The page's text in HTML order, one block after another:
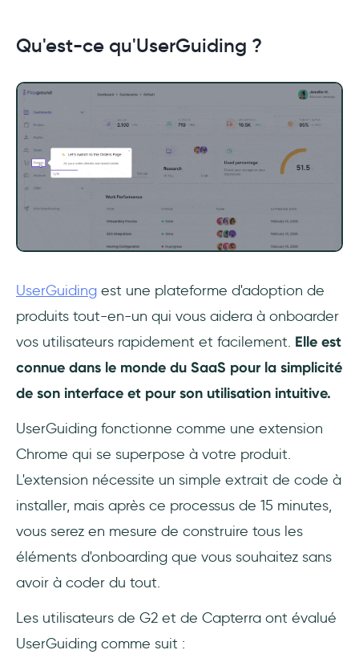
Qu'est-ce qu'UserGuiding ?
UserGuiding est une plateforme d'adoption de
produits tout-en-un qui vous aidera à onboarder
vos utilisateurs rapidement et facilement. Elle est
connue dans le monde du SaaS pour la simplicité
de son interface et pour son utilisation intuitive.
UserGuiding fonctionne comme une extension
Chrome qui se superpose à votre produit.
L'extension nécessite un simple extrait de code à
installer, mais après ce processus de 15 minutes,
vous serez en mesure de construire tous les
éléments d'onboarding que vous souhaitez sans
avoir à coder du tout.
Les utilisateurs de G2 et de Capterra ont évalué
UserGuiding comme suit :